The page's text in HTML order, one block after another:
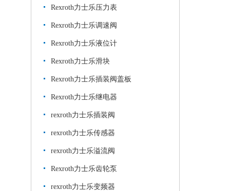
Rexroth力士乐压力表
Rexroth力士乐调速阀
Rexroth力士乐液位计
Rexroth力士乐滑块
Rexroth力士乐插装阀盖板
Rexroth力士乐继电器
rexroth力士乐插装阀
rexroth力士乐传感器
rexroth力士乐溢流阀
Rexroth力士乐齿轮泵
rexroth力士乐变频器